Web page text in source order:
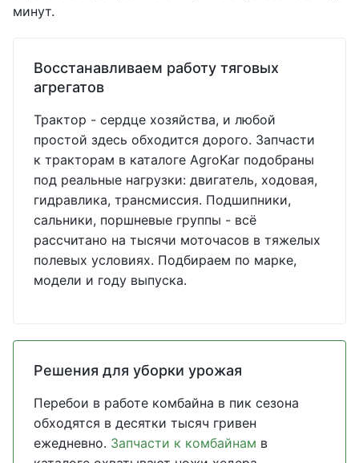
минут.
Восстанавливаем работу тяговых
агрегатов
Трактор - сердце хозяйства, и любой
простой здесь обходится дорого. Запчасти
к тракторам в каталоге AgroKar подобраны
под реальные нагрузки: двигатель, ходовая,
гидравлика, трансмиссия. Подшипники,
сальники, поршневые группы - всё
рассчитано на тысячи моточасов в тяжелых
полевых условиях. Подбираем по марке,
модели и году выпуска.
Решения для уборки урожая
Перебои в работе комбайна в пик сезона
обходятся в десятки тысяч гривен
ежедневно. Запчасти к комбайнам в